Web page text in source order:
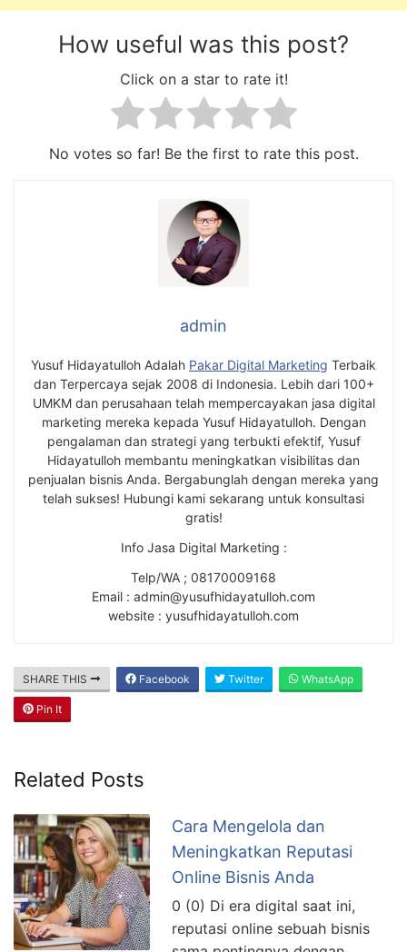
How useful was this post?
Click on a star to rate it!
No votes so far! Be the first to rate this post.
admin
Yusuf Hidayatulloh Adalah Pakar Digital Marketing Terbaik
dan Terpercaya sejak 2008 di Indonesia. Lebih dari 100+
UMKM dan perusahaan telah mempercayakan jasa digital
marketing mereka kepada Yusuf Hidayatulloh. Dengan
pengalaman dan strategi yang terbukti efektif, Yusuf
Hidayatulloh membantu meningkatkan visibilitas dan
penjualan bisnis Anda. Bergabunglah dengan mereka yang
telah sukses! Hubungi kami sekarang untuk konsultasi
gratis!
Info Jasa Digital Marketing :
Telp/WA ; 08170009168
Email : admin@yusufhidayatulloh.com
website : yusufhidayatulloh.com
SHARE THIS Facebook Twitter WhatsApp
Pin It
Related Posts
Cara Mengelola dan
Meningkatkan Reputasi
Online Bisnis Anda
0 (0) Di era digital saat ini,
reputasi online sebuah bisnis